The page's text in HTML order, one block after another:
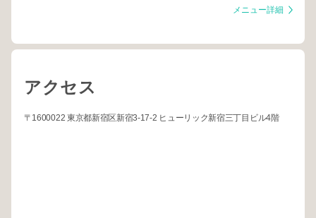
メニュー詳細
アクセス
〒1600022 東京都新宿区新宿3-17-2 ヒューリック新宿三丁目ビル4階